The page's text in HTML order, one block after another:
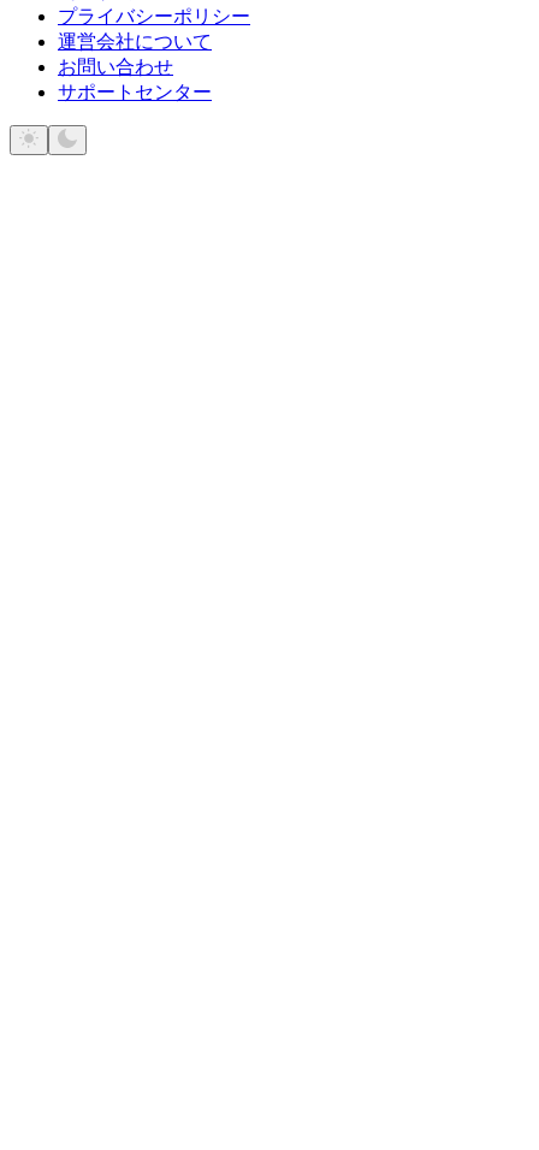
プライバシーポリシー
運営会社について
お問い合わせ
サポートセンター